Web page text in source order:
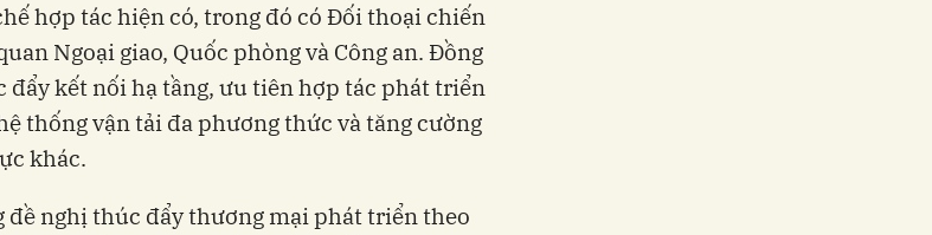
hợp tác hiện có, trong đó có Đối thoại chiến
Ngoại giao, Quốc phòng và Công an. Đồng
đẩy kết nối hạ tầng, ưu tiên hợp tác phát triển
thống vận tải đa phương thức và tăng cường
khác.
đề nghị thúc đẩy thương mại phát triển theo